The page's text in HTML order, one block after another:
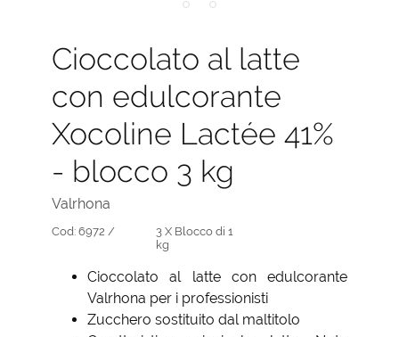
Cioccolato al latte
con edulcorante
Xocoline Lactée 41%
- blocco 3 kg
Valrhona
Cod: 6972 /
3 X Blocco di 1
kg
Cioccolato al latte con edulcorante
Valrhona per i professionisti
Zucchero sostituito dal maltitolo